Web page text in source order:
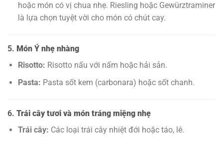
hoặc món có vị chua nhẹ. Riesling hoặc Gewürztraminer
là lựa chọn tuyệt vời cho món có chút cay.
5. Món Ý nhẹ nhàng
Risotto: Risotto nấu với nấm hoặc hải sản.
Pasta: Pasta sốt kem (carbonara) hoặc sốt chanh.
6. Trái cây tươi và món tráng miệng nhẹ
Trái cây: Các loại trái cây nhiệt đới hoặc táo, lê.